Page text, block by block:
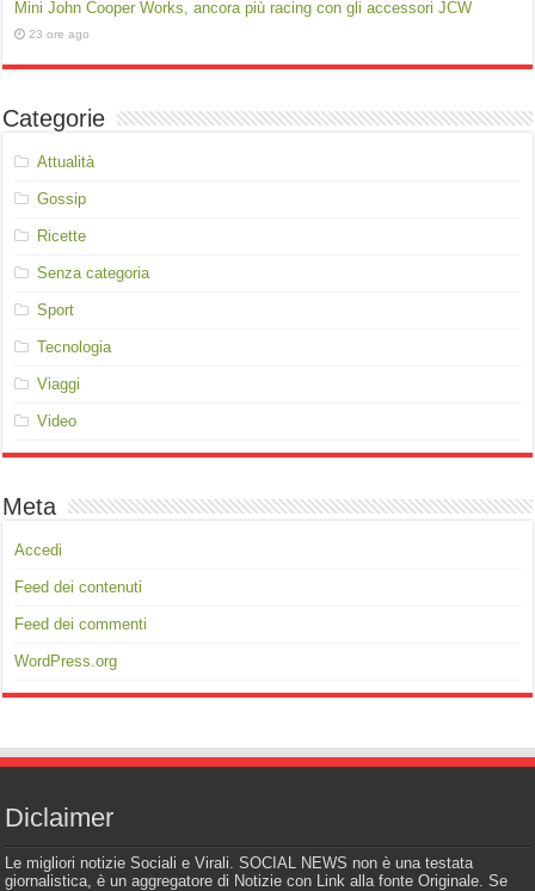
Mini John Cooper Works, ancora più racing con gli accessori JCW
23 ore ago
Categorie
Attualità
Gossip
Ricette
Senza categoria
Sport
Tecnologia
Viaggi
Video
Meta
Accedi
Feed dei contenuti
Feed dei commenti
WordPress.org
Diclaimer
Le migliori notizie Sociali e Virali. SOCIAL NEWS non è una testata
giornalistica, è un aggregatore di Notizie con Link alla fonte Originale. Se